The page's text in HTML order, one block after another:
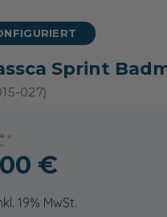
Sprint
027)
€
19% MwSt.